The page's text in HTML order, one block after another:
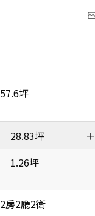
57.6坪
28.83坪 ＋
1.26坪
2房2廳2衛